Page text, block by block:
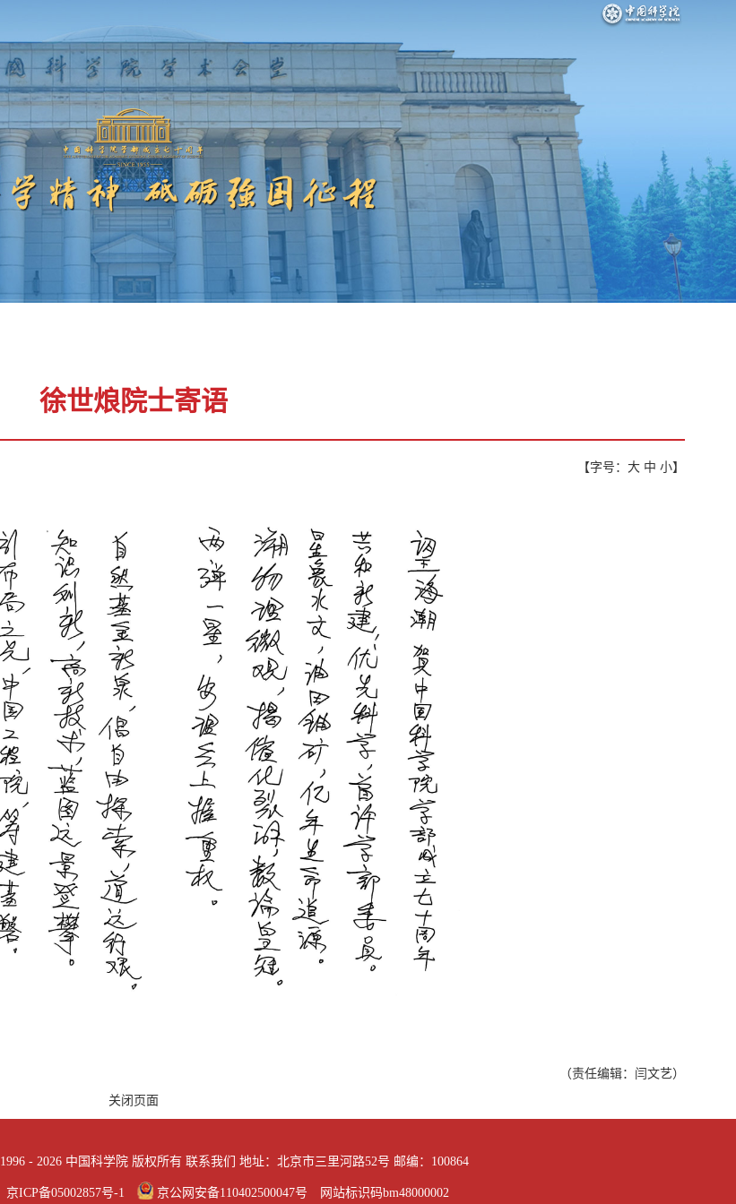
徐世烺院士寄语
【字号： 大 中 小】
（责任编辑：闫文艺）
关闭页面
1996 - 2026 中国科学院 版权所有 联系我们 地址：北京市三里河路52号 邮编：100864
京ICP备05002857号-1 京公网安备110402500047号 网站标识码bm48000002